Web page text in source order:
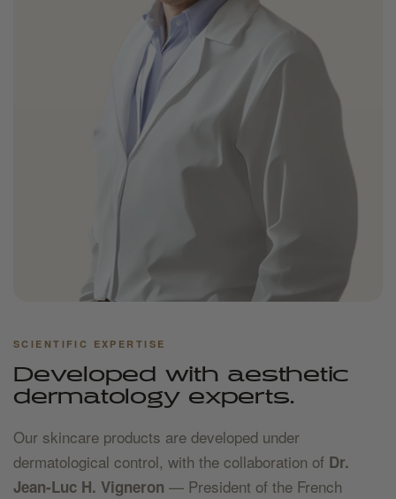
SCIENTIFIC EXPERTISE
Developed with aesthetic
dermatology experts.
Our skincare products are developed under
dermatological control, with the collaboration of Dr.
Jean-Luc H. Vigneron — President of the French